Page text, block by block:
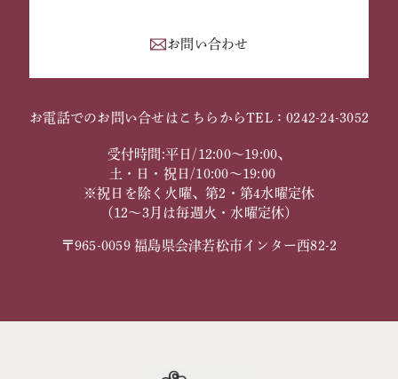
お問い合わせ
お電話でのお問い合せはこちらからTEL：0242-24-3052
受付時間:平日/12:00～19:00、
土・日・祝日/10:00～19:00
※祝日を除く火曜、第2・第4水曜定休
（12～3月は毎週火・水曜定休）
〒965-0059 福島県会津若松市インター西82-2